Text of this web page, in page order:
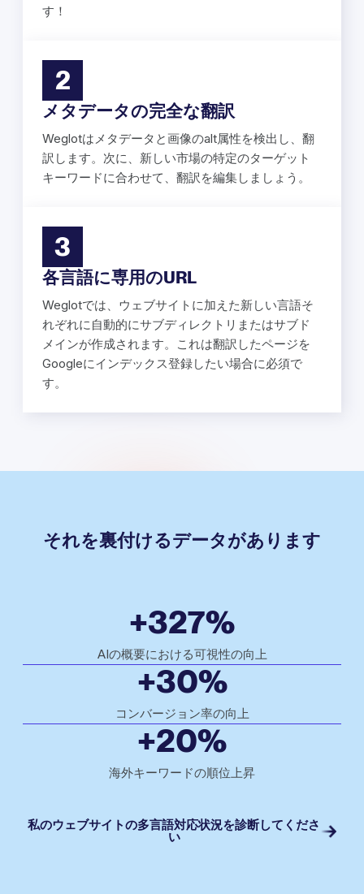
す！
2
メタデータの完全な翻訳
Weglotはメタデータと画像のalt属性を検出し、翻
訳します。次に、新しい市場の特定のターゲット
キーワードに合わせて、翻訳を編集しましょう。
3
各言語に専用のURL
Weglotでは、ウェブサイトに加えた新しい言語そ
れぞれに自動的にサブディレクトリまたはサブド
メインが作成されます。これは翻訳したページを
Googleにインデックス登録したい場合に必須で
す。
それを裏付けるデータがあります
+327%
AIの概要における可視性の向上
+30%
コンバージョン率の向上
+20%
海外キーワードの順位上昇
私のウェブサイトの多言語対応状況を診断してくださ
い